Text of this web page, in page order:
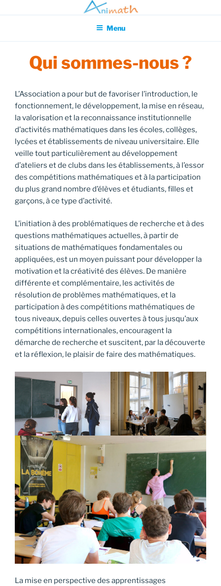
au
principal
Association pour l'Animation en Mathématiques
Menu
Qui sommes-nous ?
L’Association a pour but de favoriser l’introduction, le
fonctionnement, le développement, la mise en réseau,
la valorisation et la reconnaissance institutionnelle
d’activités mathématiques dans les écoles, collèges,
lycées et établissements de niveau universitaire. Elle
veille tout particulièrement au développement
d’ateliers et de clubs dans les établissements, à l’essor
des compétitions mathématiques et à la participation
du plus grand nombre d’élèves et étudiants, filles et
garçons, à ce type d’activité.
L’initiation à des problématiques de recherche et à des
questions mathématiques actuelles, à partir de
situations de mathématiques fondamentales ou
appliquées, est un moyen puissant pour développer la
motivation et la créativité des élèves. De manière
différente et complémentaire, les activités de
résolution de problèmes mathématiques, et la
participation à des compétitions mathématiques de
tous niveaux, depuis celles ouvertes à tous jusqu’aux
compétitions internationales, encouragent la
démarche de recherche et suscitent, par la découverte
et la réflexion, le plaisir de faire des mathématiques.
La mise en perspective des apprentissages